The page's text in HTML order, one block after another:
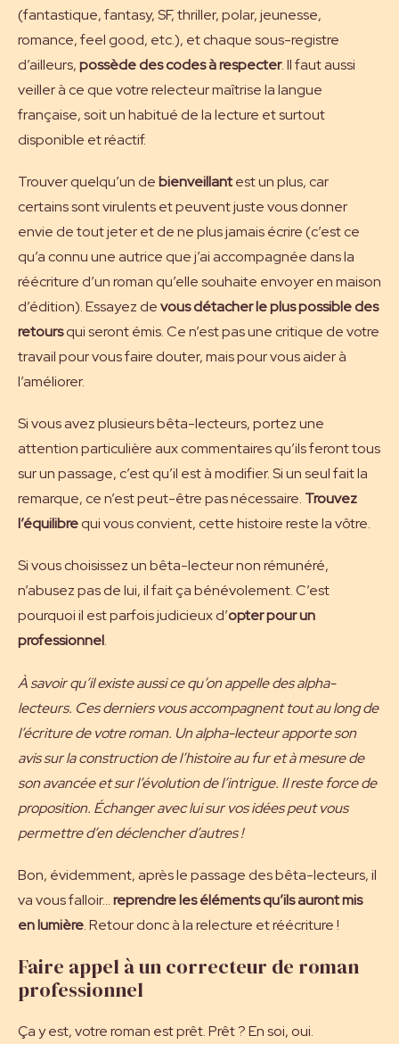
(fantastique, fantasy, SF, thriller, polar, jeunesse,
romance, feel good, etc.), et chaque sous-registre
d’ailleurs,possède des codes à respecter. Il faut aussi
veiller à ce que votre relecteur maîtrise la langue
française, soit un habitué de la lecture et surtout
disponible et réactif.
Trouver quelqu’un debienveillantest un plus, car
certains sont virulents et peuvent juste vous donner
envie de tout jeter et de ne plus jamais écrire (c’estce
qu’a connu une autrice que j’ai accompagnée dans la
réécriture d’un roman qu’elle souhaite envoyer en maison
d’édition). Essayez devous détacher le plus possible des
retoursqui seront émis. Ce n’est pas une critique de votre
travail pour vous faire douter, mais pour vous aider à
l’améliorer.
Si vous avez plusieurs bêta-lecteurs, portez une
attention particulière aux commentaires qu’ils feront tous
sur un passage, c’est qu’il est à modifier. Si un seul fait la
remarque, ce n’est peut-être pas nécessaire. Trouvez
l’équilibrequi vous convient, cette histoire reste la vôtre.
Si vous choisissez un bêta-lecteur non rémunéré,
n’abusez pas de lui, il fait ça bénévolement. C’est
pourquoi il est parfois judicieux d’opter pour un
professionnel.
À savoir qu’il existe aussi ce qu’on appelle des alpha-
lecteurs. Ces derniers vous accompagnent tout au long de
l’écriture de votre roman. Un alpha-lecteur apporte son
avis sur la construction de l’histoire au fur et à mesure de
son avancée et sur l’évolution de l’intrigue. Il reste force de
proposition. Échanger avec lui sur vos idées peut vous
permettre d’en déclencher d’autres !
Bon, évidemment, après le passage des bêta-lecteurs, il
va vous falloir…reprendre les éléments qu’ils auront mis
en lumière. Retour donc à la relecture et réécriture !
Faire appel à un correcteur de roman
professionnel
Ça y est, votre roman est prêt. Prêt ? En soi, oui.